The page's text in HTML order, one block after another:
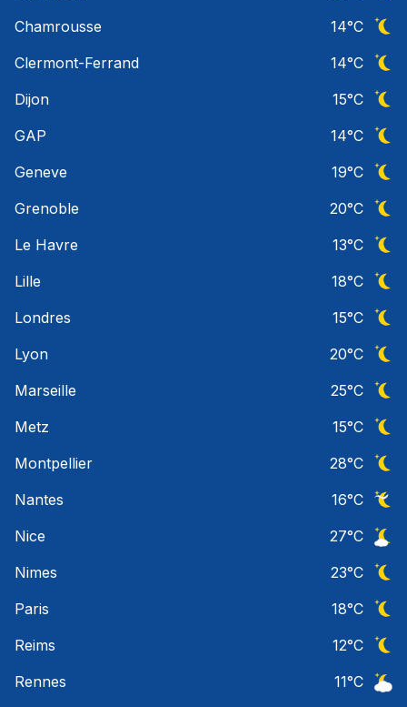
Chamrousse
14°C
Clermont-Ferrand
14°C
Dijon
15°C
GAP
14°C
Geneve
19°C
Grenoble
20°C
Le Havre
13°C
Lille
18°C
Londres
15°C
Lyon
20°C
Marseille
25°C
Metz
15°C
Montpellier
28°C
Nantes
16°C
Nice
27°C
Nimes
23°C
Paris
18°C
Reims
12°C
Rennes
11°C